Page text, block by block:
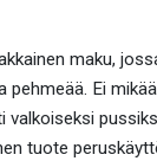
maku,
Ei
tuote